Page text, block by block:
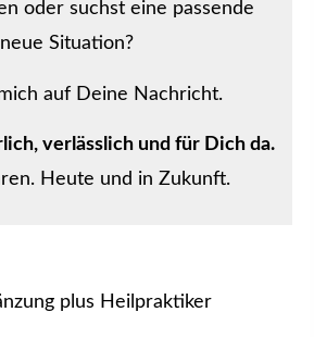
oder suchst eine passende
Situation?
auf Deine Nachricht.
verlässlich und für Dich da.
Heute und in Zukunft.